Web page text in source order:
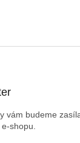
vám budeme
shopu.